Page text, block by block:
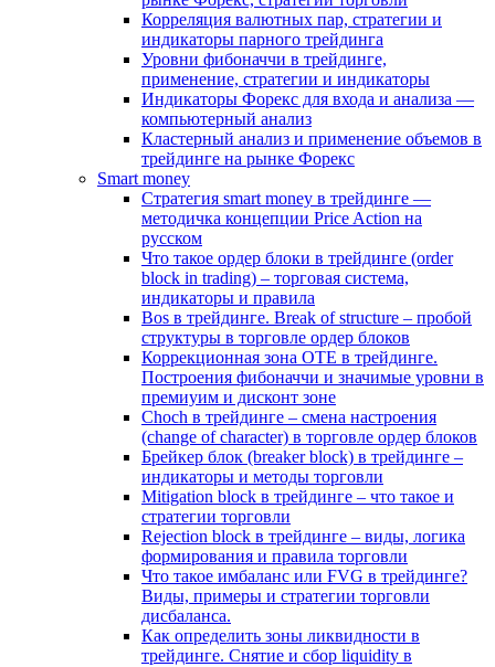
Корреляция валютных пар, стратегии и
индикаторы парного трейдинга
Уровни фибоначчи в трейдинге,
применение, стратегии и индикаторы
Индикаторы Форекс для входа и анализа —
компьютерный анализ
Кластерный анализ и применение объемов в
трейдинге на рынке Форекс
Smart money
Стратегия smart money в трейдинге —
методичка концепции Price Action на
русском
Что такое ордер блоки в трейдинге (order
block in trading) – торговая система,
индикаторы и правила
Bos в трейдинге. Break of structure – пробой
структуры в торговле ордер блоков
Коррекционная зона OTE в трейдинге.
Построения фибоначчи и значимые уровни в
премиуим и дисконт зоне
Choch в трейдинге – смена настроения
(change of character) в торговле ордер блоков
Брейкер блок (breaker block) в трейдинге –
индикаторы и методы торговли
Mitigation block в трейдинге – что такое и
стратегии торговли
Rejection block в трейдинге – виды, логика
формирования и правила торговли
Что такое имбаланс или FVG в трейдинге?
Виды, примеры и стратегии торговли
дисбаланса.
Как определить зоны ликвидности в
трейдинге. Снятие и сбор liquidity в